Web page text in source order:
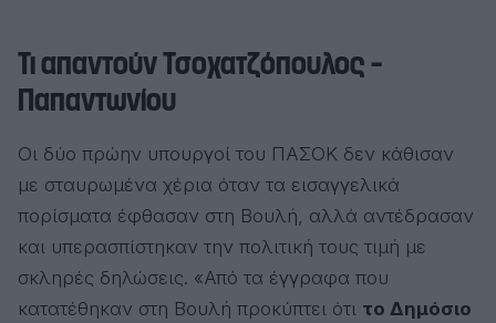
Τι απαντούν Τσοχατζόπουλος –
Παπαντωνίου
Οι δύο πρώην υπουργοί του ΠΑΣΟΚ δεν κάθισαν
με σταυρωμένα χέρια όταν τα εισαγγελικά
πορίσματα έφθασαν στη Βουλή, αλλά αντέδρασαν
και υπερασπίστηκαν την πολιτική τους τιμή με
σκληρές δηλώσεις. «Από τα έγγραφα που
κατατέθηκαν στη Βουλή προκύπτει ότι το Δημόσιο